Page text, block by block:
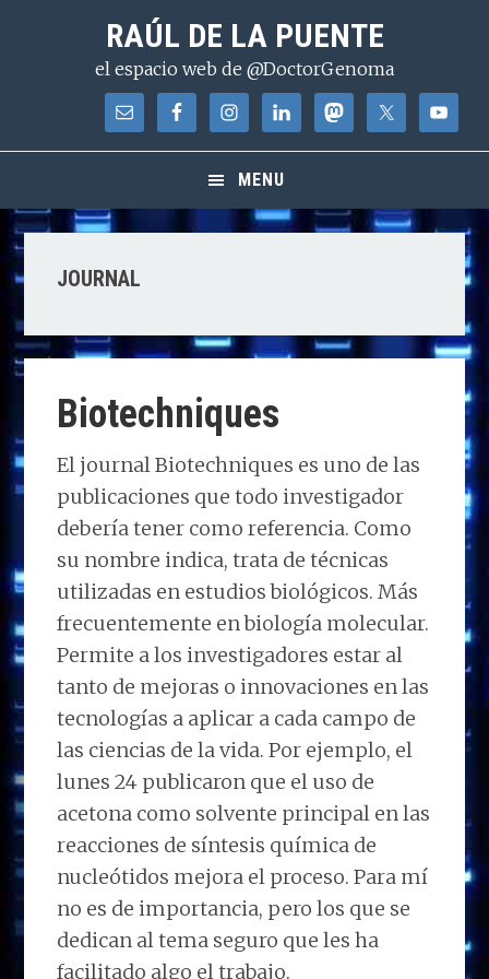
contenido
RAÚL DE LA PUENTE
el espacio web de @DoctorGenoma
MENU
JOURNAL
Biotechniques
El journal Biotechniques es uno de las
publicaciones que todo investigador
debería tener como referencia. Como
su nombre indica, trata de técnicas
utilizadas en estudios biológicos. Más
frecuentemente en biología molecular.
Permite a los investigadores estar al
tanto de mejoras o innovaciones en las
tecnologías a aplicar a cada campo de
las ciencias de la vida. Por ejemplo, el
lunes 24 publicaron que el uso de
acetona como solvente principal en las
reacciones de síntesis química de
nucleótidos mejora el proceso. Para mí
no es de importancia, pero los que se
dedican al tema seguro que les ha
facilitado algo el trabajo.